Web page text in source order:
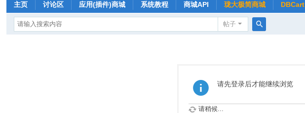
主页 讨论区 应用(插件)商城 系统教程 商城API 珑大极简商城 DBCart
帖子
请先登录后才能继续浏览
请稍候...